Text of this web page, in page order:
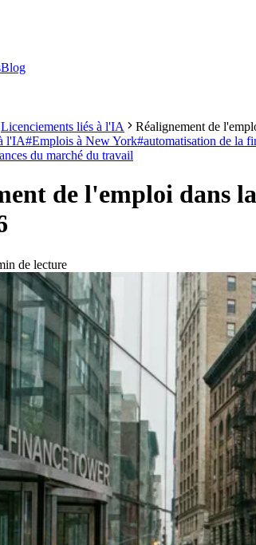
Blog
Licenciements liés à l'IA
Réalignement de
l'IA#Emplois à New York#automatisation de la
du marché du travail
de l'emploi dans
de lecture